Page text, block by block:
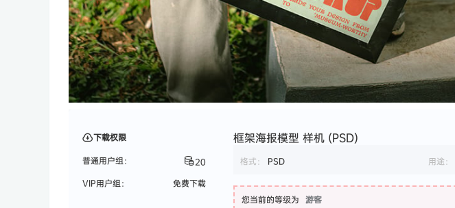
下载权限
普通用户组：
20
VIP用户组：
免费下载
框架海报模型 样机 (PSD)
格式： PSD 用途：
您当前的等级为 游客